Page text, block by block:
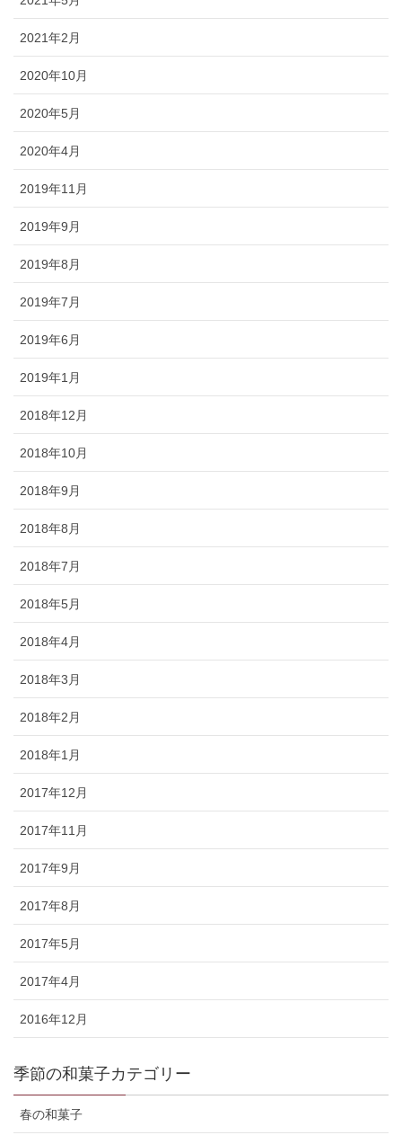
2021年2月
2020年10月
2020年5月
2020年4月
2019年11月
2019年9月
2019年8月
2019年7月
2019年6月
2019年1月
2018年12月
2018年10月
2018年9月
2018年8月
2018年7月
2018年5月
2018年4月
2018年3月
2018年2月
2018年1月
2017年12月
2017年11月
2017年9月
2017年8月
2017年5月
2017年4月
2016年12月
季節の和菓子カテゴリー
春の和菓子